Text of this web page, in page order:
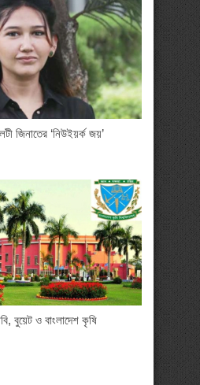
জিনাতের ‘নিউইয়র্ক জয়’
বুয়েট ও বাংলাদেশ কৃষি